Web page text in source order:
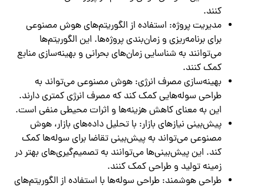
کنند.
مدیریت پروژه: استفاده از الگوریتم‌های هوش مصنوعی
برای برنامه‌ریزی و زمان‌بندی پروژه‌ها. این الگوریتم‌ها
می‌توانند به شناسایی زمان‌های بحرانی و بهینه‌سازی منابع
کمک کنند.
بهینه‌سازی مصرف انرژی: هوش مصنوعی می‌تواند به
طراحی سوله‌هایی کمک کند که مصرف انرژی کمتری دارند.
این به معنای کاهش هزینه‌ها و اثرات محیطی منفی است.
پیش‌بینی نیازهای بازار: با تحلیل داده‌های بازار، هوش
مصنوعی می‌تواند به پیش‌بینی تقاضا برای سوله‌ها کمک
کند. این پیش‌بینی‌ها می‌توانند به تصمیم‌گیری‌های بهتر در
زمینه تولید و طراحی کمک کنند.
طراحی هوشمند: طراحی سوله‌ها با استفاده از الگوریتم‌های